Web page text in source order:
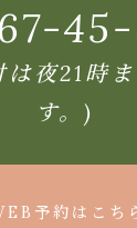
夜21時
す。)
予約はこち